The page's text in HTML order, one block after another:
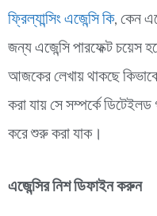
ফ্রিল্যান্সিং এজেন্সি কি, কেন
জন্য এজেন্সি পারফেক্ট চয়েস
আজকের লেখায় থাকছে কিভাবে
করা যায় সে সম্পর্কে
করে শুরু করা যাক।
এজেন্সির নিশ ডিফাইন করুন